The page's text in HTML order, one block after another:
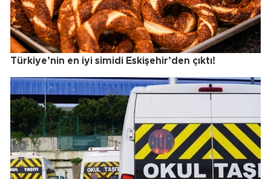
Türkiye’nin en iyi simidi Eskişehir’den çıktı!